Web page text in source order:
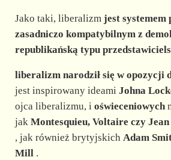
Jako taki, liberalizm jest
zasadniczo kompatybilnym z
republikańską typu
liberalizm narodził się w opozycji
jest inspirowany ideami Johna
ojca liberalizmu, i oświeceniowych
jak Montesquieu, Voltaire czy Jean
, jak również brytyjskich Adam
Mill.